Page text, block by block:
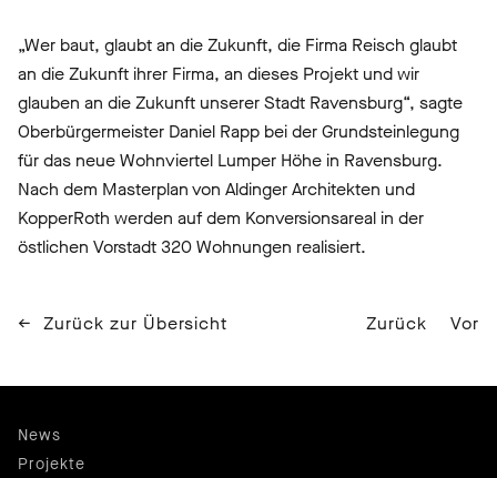
„Wer baut, glaubt an die Zukunft, die Firma Reisch glaubt
an die Zukunft ihrer Firma, an dieses Projekt und wir
glauben an die Zukunft unserer Stadt Ravensburg“, sagte
Oberbürgermeister Daniel Rapp bei der Grundsteinlegung
für das neue Wohnviertel Lumper Höhe in Ravensburg.
Nach dem Masterplan von Aldinger Architekten und
KopperRoth werden auf dem Konversionsareal in der
östlichen Vorstadt 320 Wohnungen realisiert.
Zurück zur Übersicht Zurück Vor
News
Projekte